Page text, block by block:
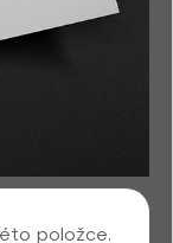
položce.